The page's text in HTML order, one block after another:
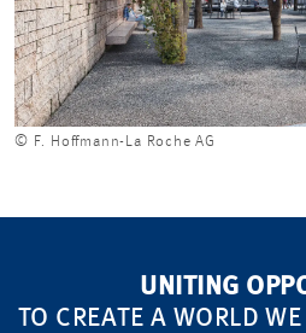
© F. Hoffmann-La Roche AG
UNITING
TO CREATE A WORLD